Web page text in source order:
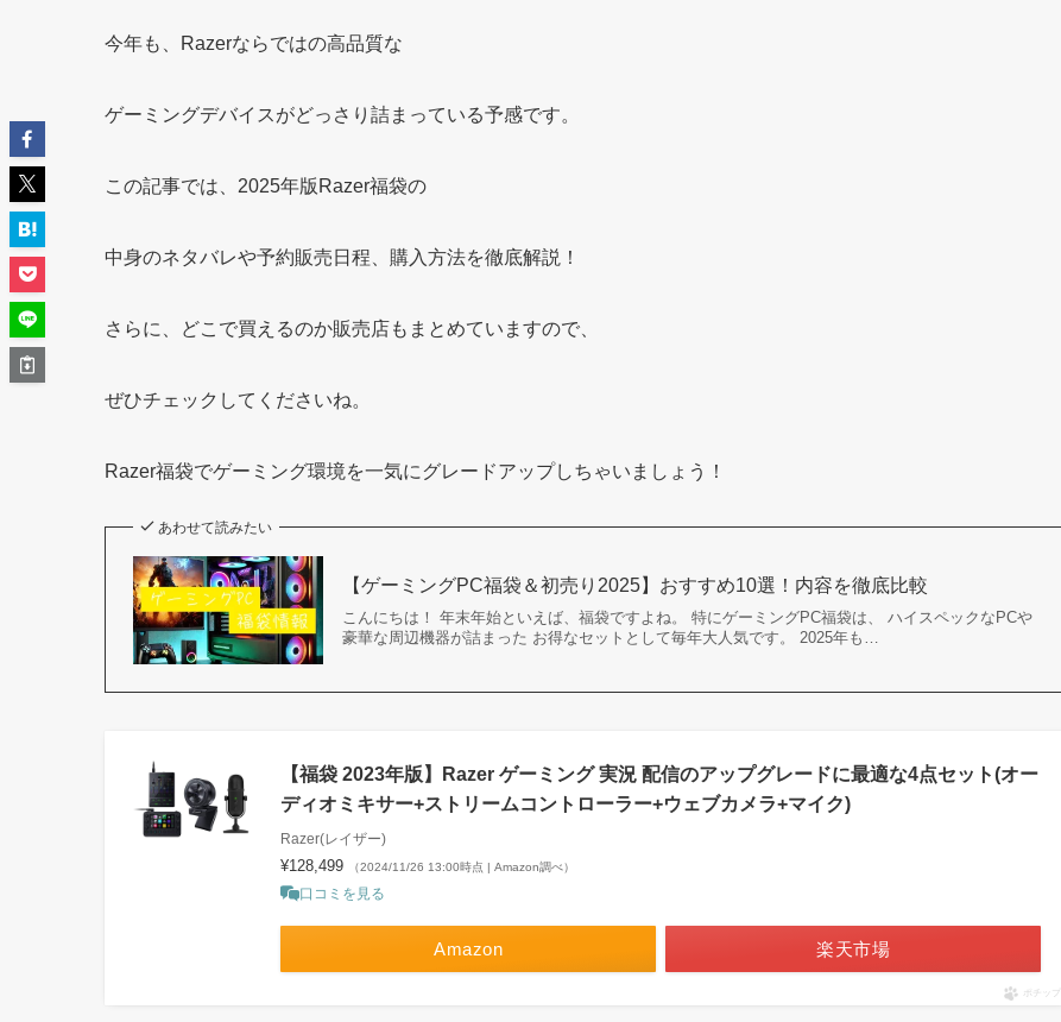
今年も、Razerならではの高品質な
ゲーミングデバイスがどっさり詰まっている予感です。
この記事では、2025年版Razer福袋の
中身のネタバレや予約販売日程、購入方法を徹底解説！
さらに、どこで買えるのか販売店もまとめていますので、
ぜひチェックしてくださいね。
Razer福袋でゲーミング環境を一気にグレードアップしちゃいましょう！
あわせて読みたい
【ゲーミングPC福袋＆初売り2025】おすすめ10選！内容を徹底比較
こんにちは！ 年末年始といえば、福袋ですよね。 特にゲーミングPC福袋は、 ハイスペックなPCや
豪華な周辺機器が詰まった お得なセットとして毎年大人気です。 2025年も…
【福袋 2023年版】Razer ゲーミング 実況 配信のアップグレードに最適な4点セット(オー
ディオミキサー+ストリームコントローラー+ウェブカメラ+マイク)
Razer(レイザー)
¥128,499 （2024/11/26 13:00時点 | Amazon調べ）
口コミを見る
Amazon 楽天市場
ポチップ